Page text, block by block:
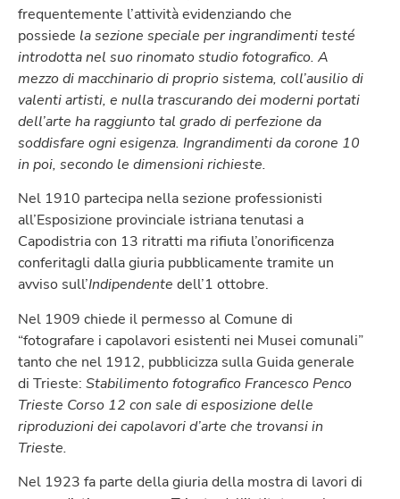
frequentemente l’attività evidenziando che
possiede la sezione speciale per ingrandimenti testé
introdotta nel suo rinomato studio fotografico. A
mezzo di macchinario di proprio sistema, coll’ausilio di
valenti artisti, e nulla trascurando dei moderni portati
dell’arte ha raggiunto tal grado di perfezione da
soddisfare ogni esigenza. Ingrandimenti da corone 10
in poi, secondo le dimensioni richieste.
Nel 1910 partecipa nella sezione professionisti
all’Esposizione provinciale istriana tenutasi a
Capodistria con 13 ritratti ma rifiuta l’onorificenza
conferitagli dalla giuria pubblicamente tramite un
avviso sull’Indipendente dell’1 ottobre.
Nel 1909 chiede il permesso al Comune di
“fotografare i capolavori esistenti nei Musei comunali”
tanto che nel 1912, pubblicizza sulla Guida generale
di Trieste: Stabilimento fotografico Francesco Penco
Trieste Corso 12 con sale di esposizione delle
riproduzioni dei capolavori d’arte che trovansi in
Trieste.
Nel 1923 fa parte della giuria della mostra di lavori di